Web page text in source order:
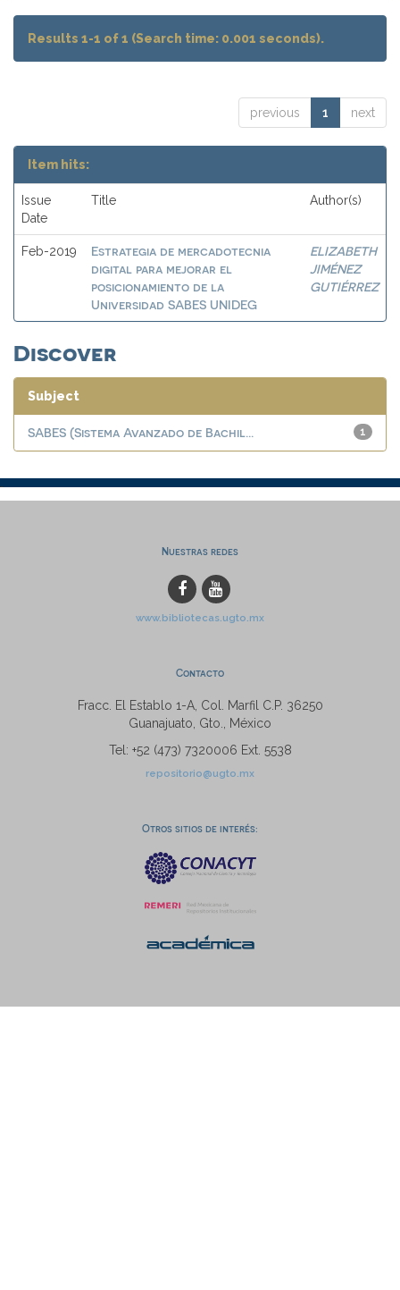
Results 1-1 of 1 (Search time: 0.001 seconds).
previous 1 next
Item hits:
Issue
Date
Title Author(s)
Feb-2019
Estrategia de mercadotecnia
digital para mejorar el
posicionamiento de la
Universidad SABES UNIDEG
ELIZABETH
JIMÉNEZ
GUTIÉRREZ
Discover
Subject
1
SABES (Sistema Avanzado de Bachil...
Nuestras redes
www.bibliotecas.ugto.mx
Contacto
Fracc. El Establo 1-A, Col. Marfil C.P. 36250
Guanajuato, Gto., México
Tel: +52 (473) 7320006 Ext. 5538
repositorio@ugto.mx
Otros sitios de interés: